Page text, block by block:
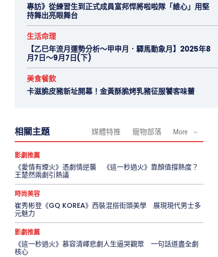
專訪》從練習生到正式成員富邦悍將啦啦隊「維心」用堅
持舞出亮眼舞台
生活命理
【乙巳年流月運勢分析～甲申月．驛馬動象月】2025年8
月7日～9月7日(下)
美食餐飲
卡滋脆皮豬新址開幕！金黃酥脆烤乳豬征服饕客味蕾
相關主題 媒體特推 寵物部落 More
影劇推薦
《愛情有煙火》憑劇情逆襲 《這一秒過火》靠顏值撐熱度？
王楚然兩劇引熱議
時尚美容
崔秀彬登《GQ KOREA》西裝混搭街頭美學 展現現代男士多
元魅力
影劇推薦
《這一秒過火》慕容清嶧悲劇人生逼哭觀眾 一句話道盡全劇
核心